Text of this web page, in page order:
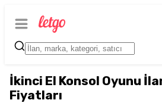
İkinci El Konsol Oyunu
Fiyatları